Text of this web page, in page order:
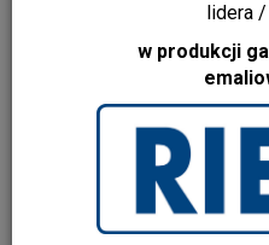
lidera
w produkcji